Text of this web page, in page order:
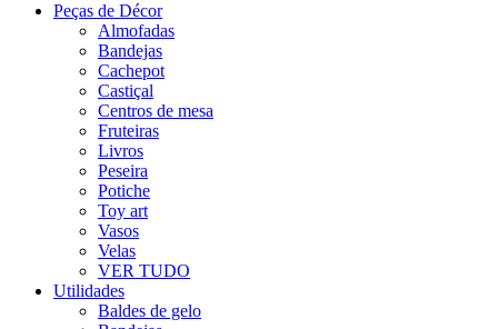
Peças de Décor
Almofadas
Bandejas
Cachepot
Castiçal
Centros de mesa
Fruteiras
Livros
Peseira
Potiche
Toy art
Vasos
Velas
VER TUDO
Utilidades
Baldes de gelo